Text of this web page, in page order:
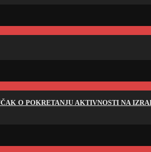
O POKRETANJU AKTIVNOSTI NA